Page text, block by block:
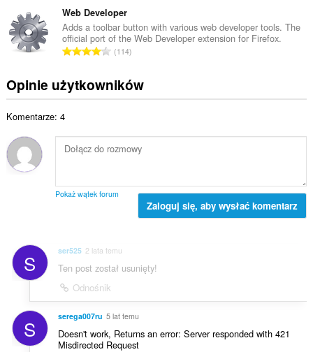
c
e
n
:
c
z
b
a
c
e
t
a
l
z
b
c
e
:
ł
k
o
w
t
a
c
z
o
:
Web Developer
Adds a toolbar button with various web developer tools. The
official port of the Web Developer extension for Firefox.
C
k
i
t
i
a
c
e
n
:
114
Opinie użytkowników
Komentarze: 4
Pokaż wątek forum
Zaloguj się, aby wysłać komentarz
S ser525 2 lata temu
Ten post został usunięty!
Odnośnik
S serega007ru 5 lat temu
Doesn't work, Returns an error: Server responded with 421
Misdirected Request